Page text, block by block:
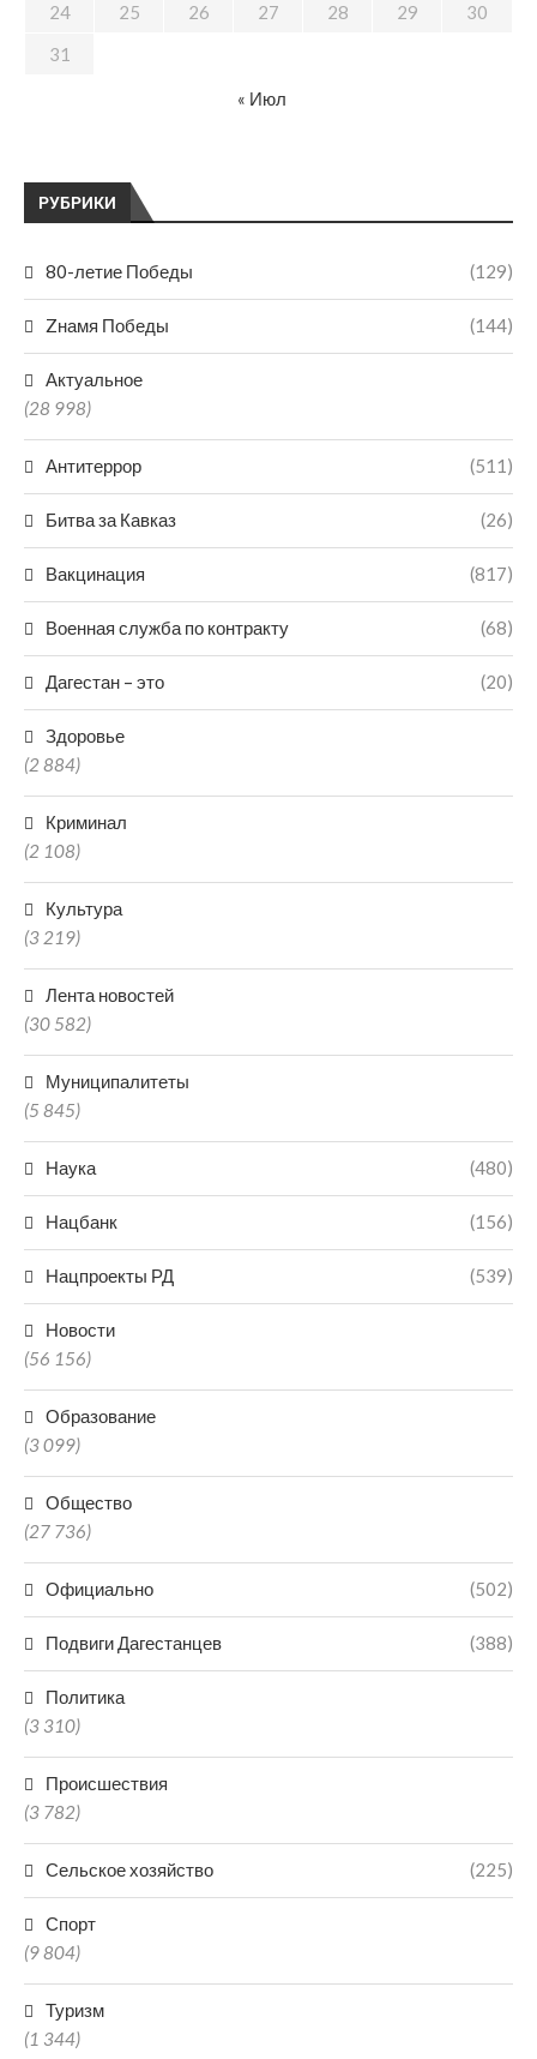
РУБРИКИ
80-летие Победы (129)
Zнамя Победы (144)
Актуальное
(28 998)
Антитеррор (511)
Битва за Кавказ (26)
Вакцинация (817)
Военная служба по контракту (68)
Дагестан – это (20)
Здоровье
(2 884)
Криминал
(2 108)
Культура
(3 219)
Лента новостей
(30 582)
Муниципалитеты
(5 845)
Наука (480)
Нацбанк (156)
Нацпроекты РД (539)
Новости
(56 156)
Образование
(3 099)
Общество
(27 736)
Официально (502)
Подвиги Дагестанцев (388)
Политика
(3 310)
Происшествия
(3 782)
Сельское хозяйство (225)
Спорт
(9 804)
Туризм
(1 344)
24
25 26 27 28 29
30
31
« Июл